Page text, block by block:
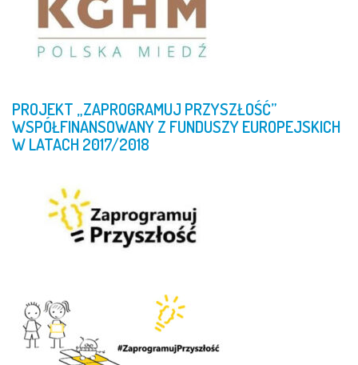
PROJEKT „ZAPROGRAMUJ PRZYSZŁOŚĆ”
WSPÓŁFINANSOWANYZ FUNDUSZYEUROPEJSKICH
WLATACH2017/2018